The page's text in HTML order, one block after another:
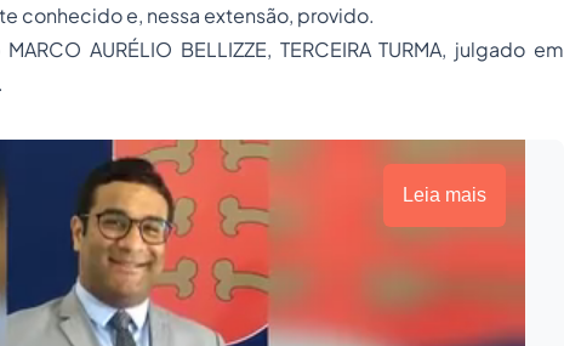
conhecido e, nessa extensão, provido.
AURÉLIO BELLIZZE, TERCEIRA TURMA, julgado em
Leia mais